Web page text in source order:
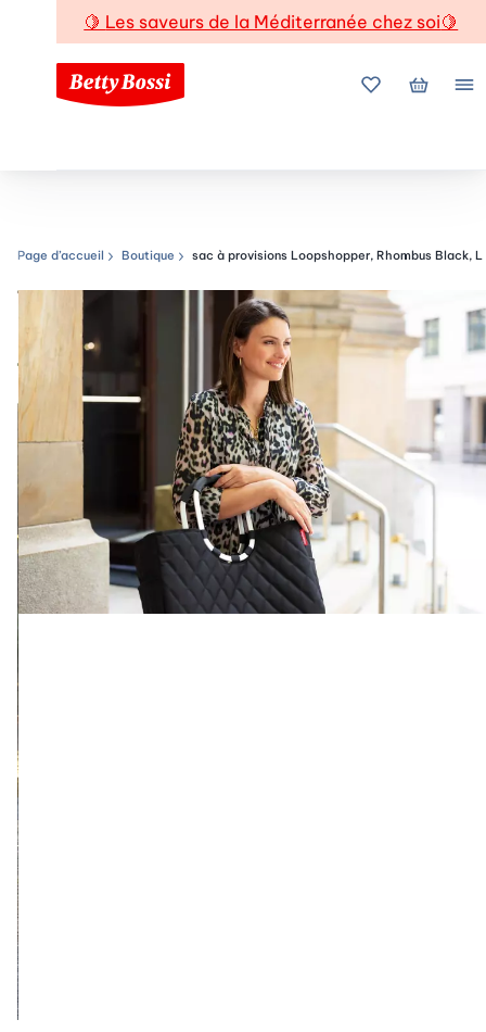
🍋 Les saveurs de la Méditerranée chez soi🍋
Mes favoris
Mon
Chemin de navigation
Page d’accueil Boutique sac à provisions Loopshopper, Rhombus Black, L